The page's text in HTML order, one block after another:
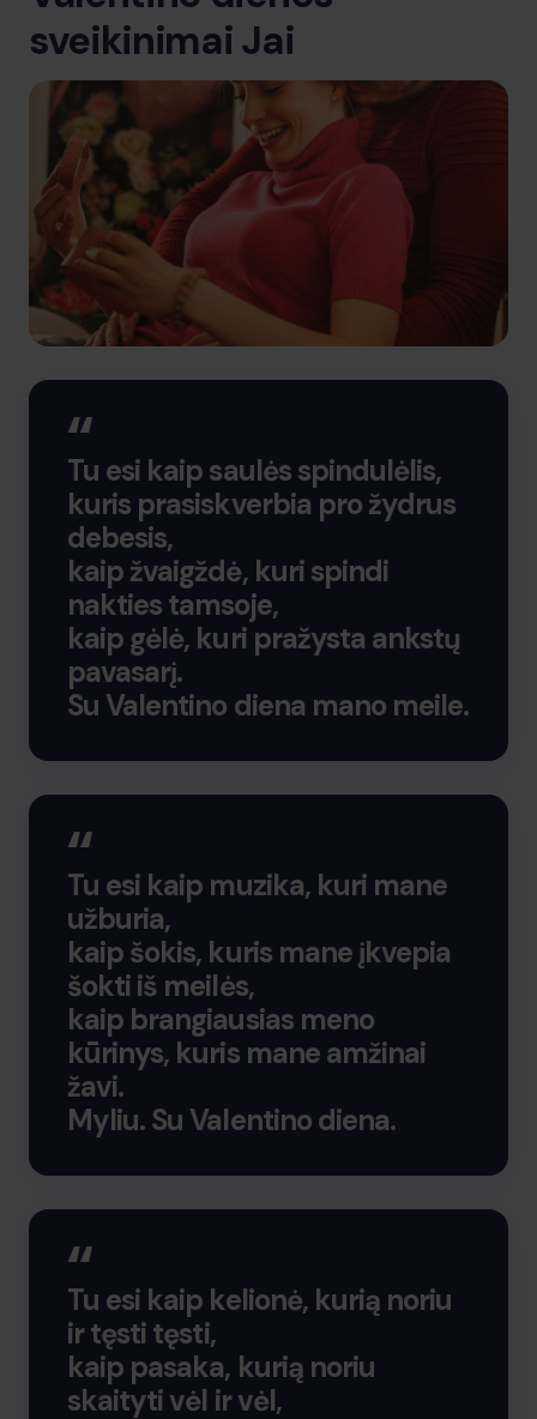
sveikinimai Jai
Tu esi kaip saulės spindulėlis,
kuris prasiskverbia pro žydrus
debesis,
kaip žvaigždė, kuri spindi
nakties tamsoje,
kaip gėlė, kuri pražysta ankstų
pavasarį.
Su Valentino diena mano meile.
Tu esi kaip muzika, kuri mane
užburia,
kaip šokis, kuris mane įkvepia
šokti iš meilės,
kaip brangiausias meno
kūrinys, kuris mane amžinai
žavi.
Myliu. Su Valentino diena.
Tu esi kaip kelionė, kurią noriu
ir tęsti tęsti,
kaip pasaka, kurią noriu
skaityti vėl ir vėl,